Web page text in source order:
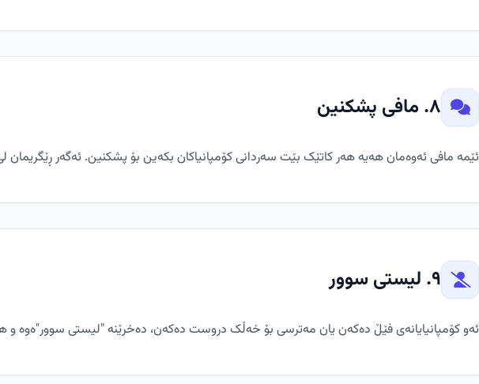
٨. مافی پشکنین
ئێمە مافی ئەوەمان هەیە هەر کاتێک بێت سەردانی کۆمپانیاکان بکەین بۆ پشکنین. ئەگەر ڕێگریمان
٩. لیستی سوور
ئەو کۆمپانیایانەی فێڵ دەکەن یان مەترسی بۆ خەڵک دروست دەکەن، دەخرێنە "لیستی سوور"ەوە و